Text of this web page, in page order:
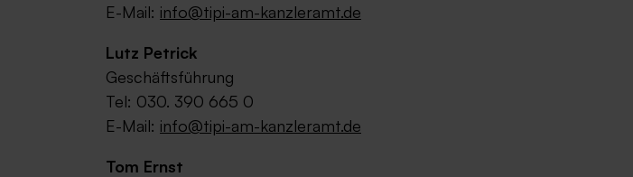
E-Mail: info@tipi-am-kanzleramt.de
Lutz Petrick
Geschäftsführung
Tel: 030. 390 665 0
E-Mail: info@tipi-am-kanzleramt.de
Tom Ernst